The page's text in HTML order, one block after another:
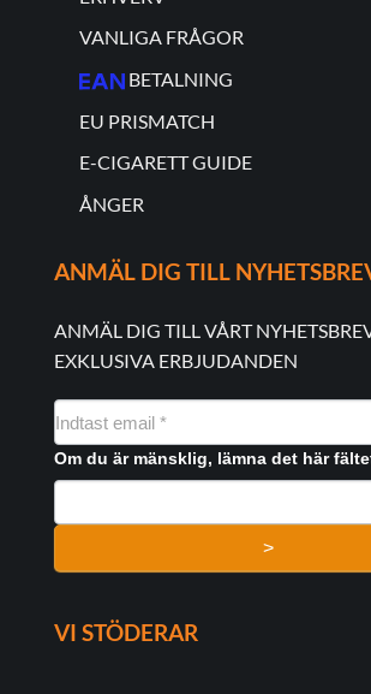
VANLIGA FRÅGOR
BETALNING
EU PRISMATCH
E-CIGARETT GUIDE
ÅNGER
ANMÄL DIG TILL
ANMÄL DIG TILL VÅRT
EXKLUSIVA ERBJUDANDEN
NYHEDSMAIL
FORMULAR
Om du är mänsklig, lämna det här
>
VI STÖDERAR